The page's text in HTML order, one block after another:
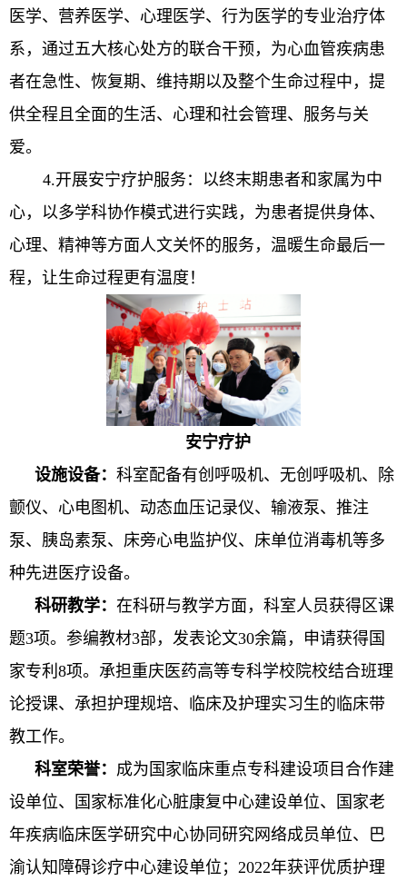
医学、营养医学、心理医学、行为医学的专业治疗体
系，通过五大核心处方的联合干预，为心血管疾病患
者在急性、恢复期、维持期以及整个生命过程中，提
供全程且全面的生活、心理和社会管理、服务与关
爱。
4.开展安宁疗护服务：以终末期患者和家属为中
心，以多学科协作模式进行实践，为患者提供身体、
心理、精神等方面人文关怀的服务，温暖生命最后一
程，让生命过程更有温度！
安宁疗护
设施设备： 科室配备有创呼吸机、无创呼吸机、除
颤仪、心电图机、动态血压记录仪、输液泵、推注
泵、胰岛素泵、床旁心电监护仪、床单位消毒机等多
种先进医疗设备。
科研教学： 在科研与教学方面，科室人员获得区课
题3项。参编教材3部，发表论文30余篇，申请获得国
家专利8项。承担重庆医药高等专科学校院校结合班理
论授课、承担护理规培、临床及护理实习生的临床带
教工作。
科室荣誉： 成为国家临床重点专科建设项目合作建
设单位、国家标准化心脏康复中心建设单位、国家老
年疾病临床医学研究中心协同研究网络成员单位、巴
渝认知障碍诊疗中心建设单位；2022年获评优质护理